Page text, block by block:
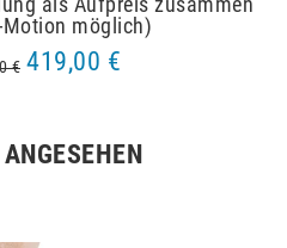
Motion möglich)
€ 419,00 €